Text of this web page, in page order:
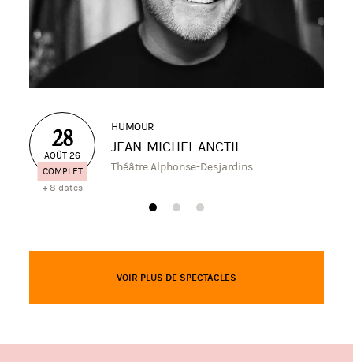
28
AOÛT 26
COMPLET
+ 8 dates
HUMOUR
JEAN-MICHEL ANCTIL
Théâtre Alphonse-Desjardins
VOIR PLUS DE SPECTACLES